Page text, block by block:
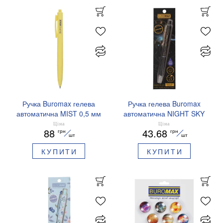
Ручка Buromax гелева
автоматична MIST 0,5 мм
сині чорнила BM.83103
Ціна
88 грн
шт
КУПИТИ
Ручка гелева Buromax
автоматична NIGHT SKY
ZODIAC 0.5 мм
ароматизований грип синє
чорнило BM.8379-01
Ціна
43.68 грн
шт
КУПИТИ